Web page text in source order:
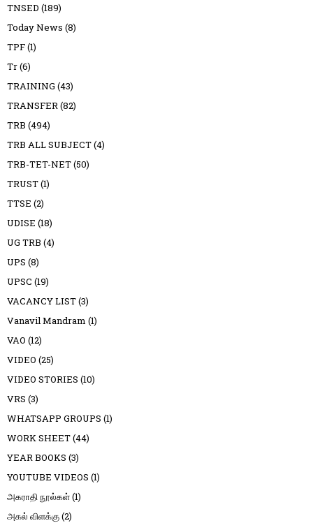
TNSED (189)
Today News (8)
TPF(1)
Tr(6)
TRAINING (43)
TRANSFER(82)
TRB (494)
TRB ALL SUBJECT(4)
TRB-TET-NET(50)
TRUST(1)
TTSE (2)
UDISE (18)
UG TRB (4)
UPS (8)
UPSC (19)
VACANCY LIST(3)
Vanavil Mandram (1)
VAO (12)
VIDEO (25)
VIDEO STORIES (10)
VRS (3)
WHATSAPP GROUPS (1)
WORK SHEET(44)
YEAR BOOKS (3)
YOUTUBE VIDEOS (1)
அகராதி நூல்கள்(1)
அகல் விளக்கு(2)